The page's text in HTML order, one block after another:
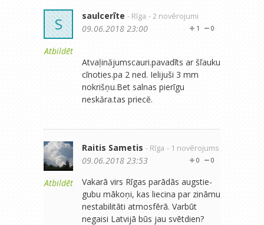
S
Atbildēt
saulcerīte - Rīga - 2 novērojumi
0
1
09.06.2018 23:00
Atvaļinăjumscauri.pavadīts ar šľauku
cīnoties.pa 2 ned. Ielijuši 3 mm
nokrišņu.Bet salnas pierīgu
neskăra.tas priecĕ.
Atbildēt
Raitis Sametis - Rīga - 1 novērojums
0
0
09.06.2018 23:53
Vakarā virs Rīgas parādās augstie-
gubu mākoņi, kas liecina par zināmu
nestabilitāti atmosfērā. Varbūt
negaisi Latvijā būs jau svētdien?